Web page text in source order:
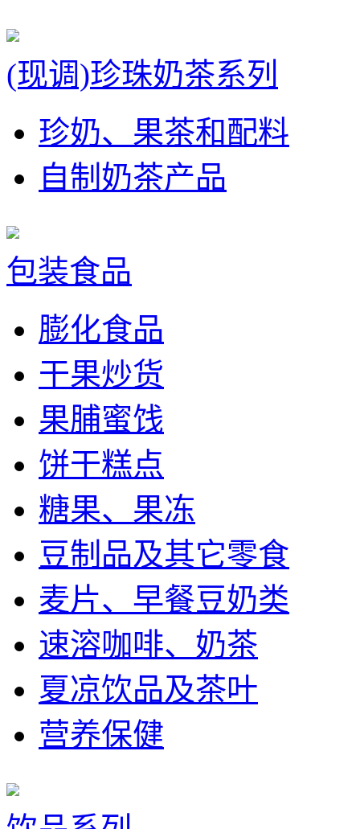
(现调)珍珠奶茶系列
珍奶、果茶和配料
自制奶茶产品
包装食品
膨化食品
干果炒货
果脯蜜饯
饼干糕点
糖果、果冻
豆制品及其它零食
麦片、早餐豆奶类
速溶咖啡、奶茶
夏凉饮品及茶叶
营养保健